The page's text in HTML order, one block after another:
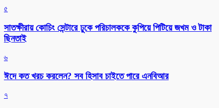
৫
সাতক্ষীরায় কোচিং সেন্টারে ঢুকে পরিচালককে কুপিয়ে পিটিয়ে জখম ও টাকা
ছিনতাই
৬
ঈদে কত খরচ করলেন? সব হিসাব চাইতে পারে এনবিআর
৭